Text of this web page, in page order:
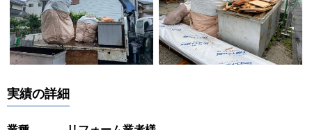
実績の詳細